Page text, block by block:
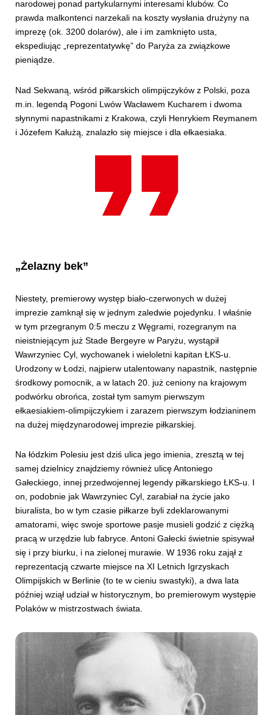
narodowej ponad partykularnymi interesami klubów. Co
prawda malkontenci narzekali na koszty wysłania drużyny na
imprezę (ok. 3200 dolarów), ale i im zamknięto usta,
ekspediując „reprezentatywkę” do Paryża za związkowe
pieniądze.
Nad Sekwaną, wśród piłkarskich olimpijczyków z Polski, poza
m.in. legendą Pogoni Lwów Wacławem Kucharem i dwoma
słynnymi napastnikami z Krakowa, czyli Henrykiem Reymanem
i Józefem Kałużą, znalazło się miejsce i dla ełkaesiaka.
„Żelazny bek”
Niestety, premierowy występ biało-czerwonych w dużej
imprezie zamknął się w jednym zaledwie pojedynku. I właśnie
w tym przegranym 0:5 meczu z Węgrami, rozegranym na
nieistniejącym już Stade Bergeyre w Paryżu, wystąpił
Wawrzyniec Cyl, wychowanek i wieloletni kapitan ŁKS-u.
Urodzony w Łodzi, najpierw utalentowany napastnik, następnie
środkowy pomocnik, a w latach 20. już ceniony na krajowym
podwórku obrońca, został tym samym pierwszym
ełkaesiakiem-olimpijczykiem i zarazem pierwszym łodzianinem
na dużej międzynarodowej imprezie piłkarskiej.
Na łódzkim Polesiu jest dziś ulica jego imienia, zresztą w tej
samej dzielnicy znajdziemy również ulicę Antoniego
Gałeckiego, innej przedwojennej legendy piłkarskiego ŁKS-u. I
on, podobnie jak Wawrzyniec Cyl, zarabiał na życie jako
biuralista, bo w tym czasie piłkarze byli zdeklarowanymi
amatorami, więc swoje sportowe pasje musieli godzić z ciężką
pracą w urzędzie lub fabryce. Antoni Gałecki świetnie spisywał
się i przy biurku, i na zielonej murawie. W 1936 roku zajął z
reprezentacją czwarte miejsce na XI Letnich Igrzyskach
Olimpijskich w Berlinie (to te w cieniu swastyki), a dwa lata
później wziął udział w historycznym, bo premierowym występie
Polaków w mistrzostwach świata.